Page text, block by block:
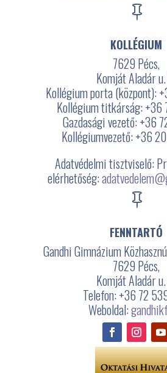

KOLLÉGIUM
7629 Pécs,
Komját Aladár
Kollégium porta (központ):
Kollégium titkárság:
Gazdasági vezető: +36
Kollégiumvezető: +36
Adatvédelmi tisztviselő:
elérhetőség:

FENNTARTÓ
Gandhi Gimnázium
7629 Pécs,
Komját Aladár
Telefon: +36 72
Weboldal: